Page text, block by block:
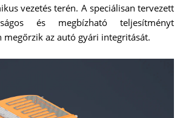
vezetés terén. A speciálisan tervezett
és megbízható teljesítményt
az autó gyári integritását.